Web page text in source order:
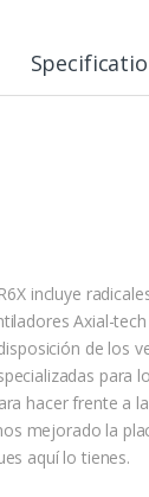
incluye
Axial-
de los
para
hacer frente a
mejorado la
aquí lo tienes.